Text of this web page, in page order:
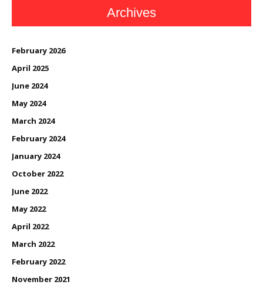
Archives
February 2026
April 2025
June 2024
May 2024
March 2024
February 2024
January 2024
October 2022
June 2022
May 2022
April 2022
March 2022
February 2022
November 2021